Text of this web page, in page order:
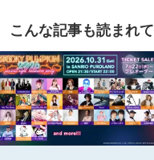
こんな記事も読まれ